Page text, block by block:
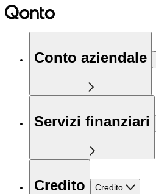
Conto aziendale
Servizi finanziari
Credito Credito